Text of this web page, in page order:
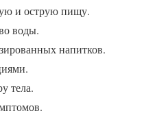
и острую пищу.
воды.
напитков.
тела.